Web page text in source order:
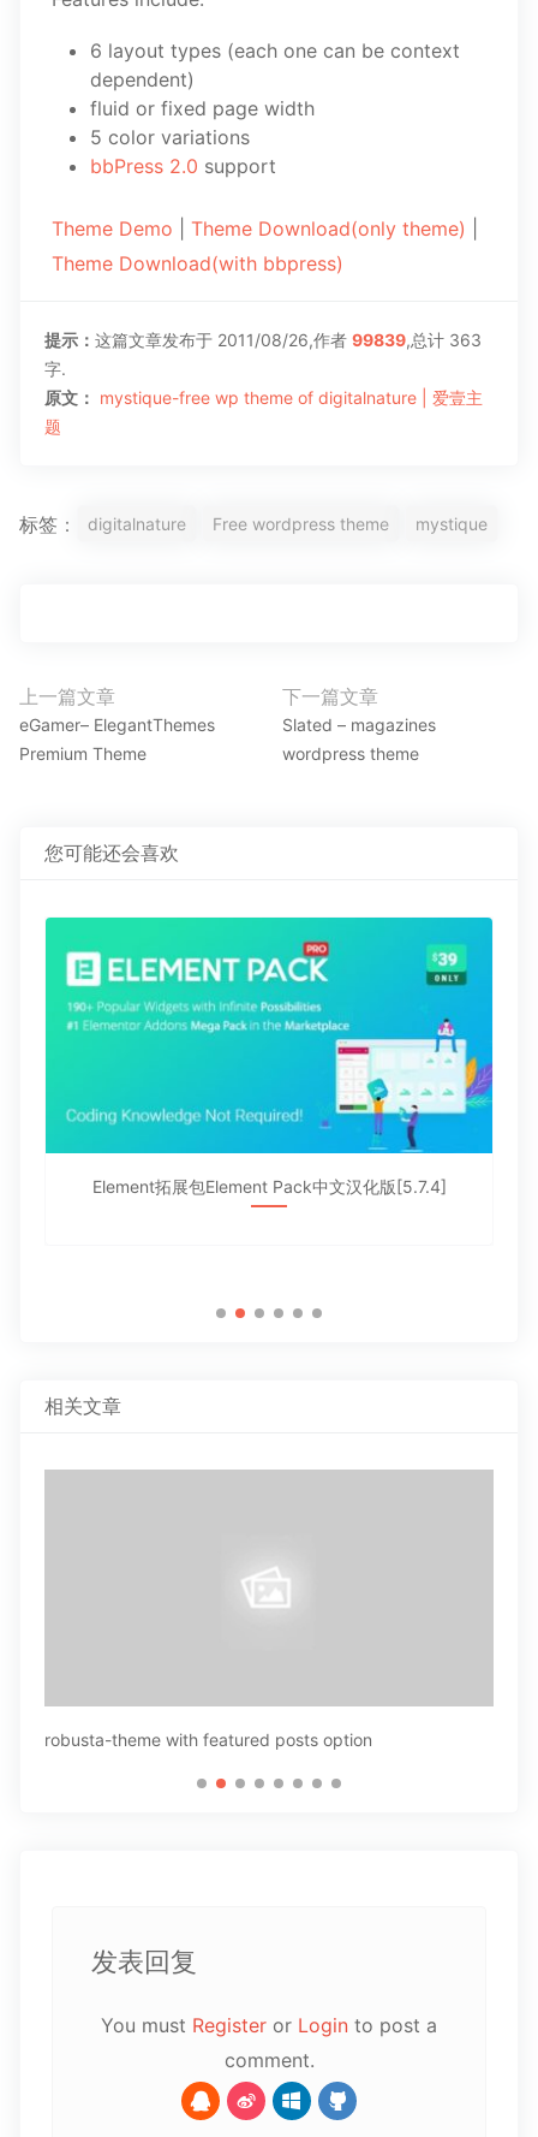
6 layout types (each one can be context
dependent)
fluid or fixed page width
5 color variations
bbPress 2.0 support
Theme Demo Theme Download(only theme)
Theme Download(with bbpress)
提示： 这篇文章发布于 2011/08/26,作者 99839,总计 363
字.
原文： mystique-free wp theme of digitalnature | 爱壹主
题
标签： digitalnature Free wordpress theme mystique
文
章
导
上一篇文章
上
一
章：
eGamer– ElegantThemes
Premium Theme
下一篇文章
下
一
Slated – magazines
wordpress theme
您可能还会喜欢
Element拓展包Element Pack中文汉化版[5.7.4]
相关文章
robusta-theme with featured posts option
发表回复
You must Register or Login to post a
comment.